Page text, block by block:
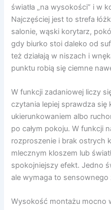
światła „na wysokości” i w
Najczęściej jest to strefa
salonie, wąski korytarz,
gdy biurko stoi daleko od
też działają w niszach i
punktu robią się ciemne
W funkcji zadaniowej liczy
czytania lepiej sprawdza się
ukierunkowaniem albo
po całym pokoju. W funkcji
rozproszenie i brak ostrych
mlecznym kloszem lub
spokojniejszy efekt. Jedno
ale wymaga to sensownego
Wysokość montażu mocno